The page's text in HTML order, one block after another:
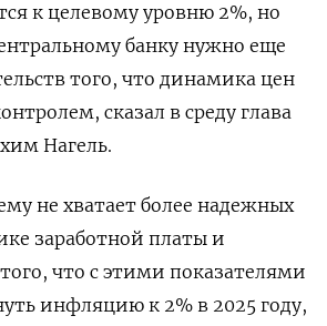
к целевому уровню 2%, но
банку нужно еще
того, что динамика цен
сказал в среду глава
Нагель.
не хватает более надежных
заработной платы и
что с этими показателями
инфляцию к 2% в 2025 году,